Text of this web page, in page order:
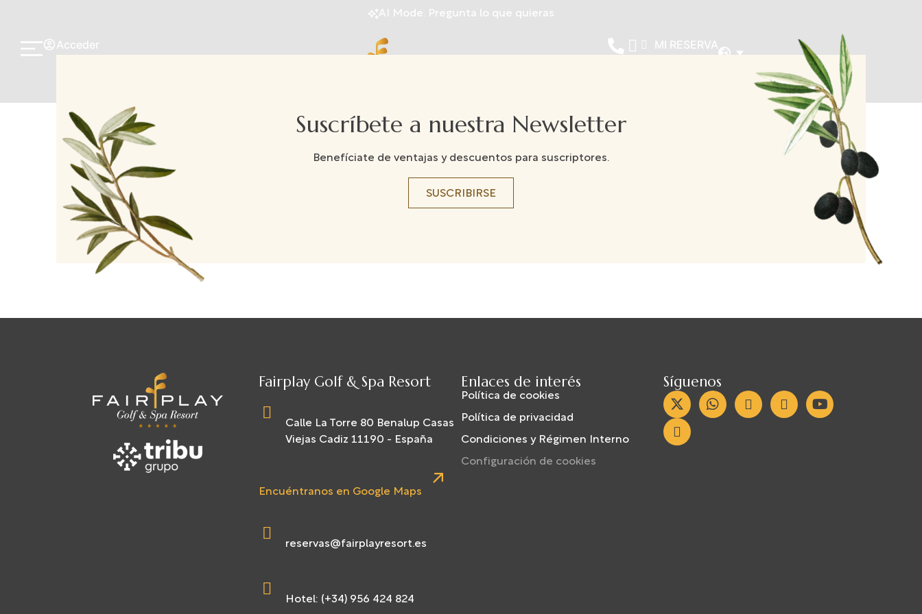
AI Mode. Pregunta lo que quieras
Acceder MI RESERVA
Suscríbete a nuestra Newsletter
Benefíciate de ventajas y descuentos para suscriptores.
SUSCRIBIRSE
Fairplay Golf & Spa Resort
Calle La Torre 80 Benalup Casas
Viejas Cadiz 11190 - España
Encuéntranos en Google Maps
reservas@fairplayresort.es
Hotel: (+34) 956 424 824
Enlaces de interés
Política de cookies
Política de privacidad
Condiciones y Régimen Interno
Configuración de cookies
Síguenos